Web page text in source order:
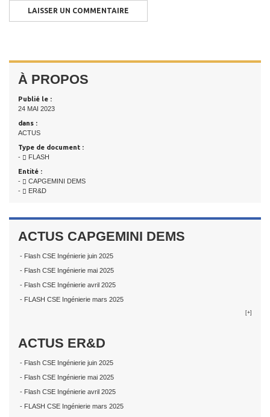
À PROPOS
Publié le :
24 MAI 2023
dans :
ACTUS
Type de document :
-
FLASH
Entité :
-
CAPGEMINI DEMS
-
ER&D
ACTUS CAPGEMINI DEMS
- Flash CSE Ingénierie juin 2025
- Flash CSE Ingénierie mai 2025
- Flash CSE Ingénierie avril 2025
- FLASH CSE Ingénierie mars 2025
[+]
ACTUS ER&D
- Flash CSE Ingénierie juin 2025
- Flash CSE Ingénierie mai 2025
- Flash CSE Ingénierie avril 2025
- FLASH CSE Ingénierie mars 2025